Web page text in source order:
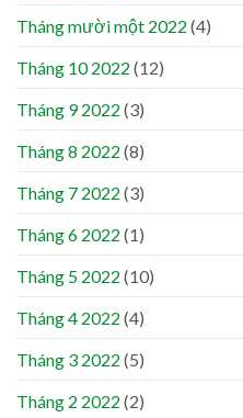
Tháng mười một 2022 (4)
Tháng 10 2022 (12)
Tháng 9 2022 (3)
Tháng 8 2022 (8)
Tháng 7 2022 (3)
Tháng 6 2022 (1)
Tháng 5 2022 (10)
Tháng 4 2022 (4)
Tháng 3 2022 (5)
Tháng 2 2022 (2)